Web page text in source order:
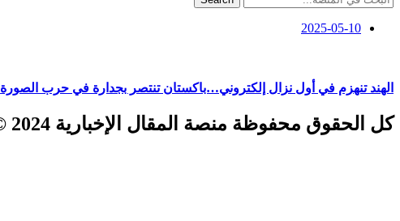
2025-05-10
الهند تنهزم في أول نزال إلكتروني…باكستان تنتصر بجدارة في حرب الصورة
كل الحقوق محفوظة منصة المقال الإخبارية 2024 ©